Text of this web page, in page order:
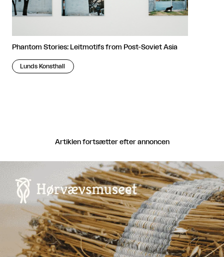
Phantom Stories: Leitmotifs from Post-Soviet Asia
Lunds Konsthall
Artiklen fortsætter efter annoncen